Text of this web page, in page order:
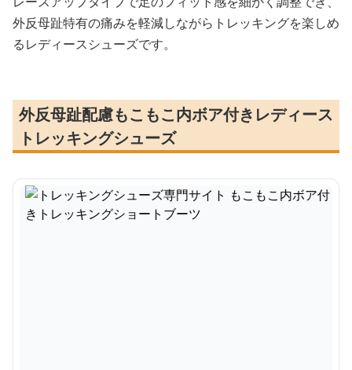
外反母趾特有の痛みを軽減しながらトレッキングを楽しめ
るレディースシューズです。
外反母趾配慮もこもこ内ボア付きレディース
トレッキングシューズ